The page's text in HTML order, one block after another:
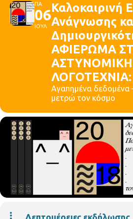
ΠΑ
06
ΙΟΥΛ
Καλοκαιρινή
Ανάγνωσης
ΑΦΙΕΡΩΜΑ
ΑΣΤΥΝΟΜΙΚΗ
ΛΟΓΟΤΕΧΝΙΑ:
Αγαπημένα δεδομένα
μετρώ τον κόσμο